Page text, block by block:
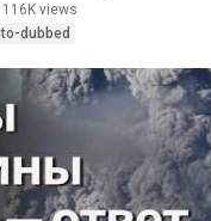
116K views
dubbed